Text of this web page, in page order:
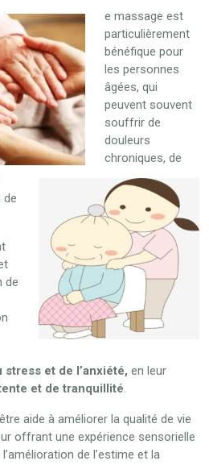
e massage est
particulièrement
bénéfique pour
les personnes
âgées, qui
peuvent souvent
souffrir de
douleurs
chroniques, de
de
de
et de l’anxiété, en leur
et de tranquillité.
aide à améliorer la qualité de vie
offrant une expérience sensorielle
de l’estime et la